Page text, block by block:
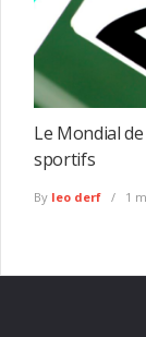
Le Mondial
sportifs
By leo derf 1